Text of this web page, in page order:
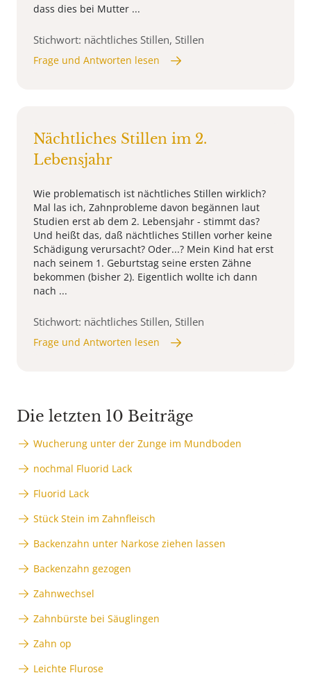
dass dies bei Mutter ...
Stichwort: nächtliches Stillen, Stillen
Frage und Antworten lesen
Nächtliches Stillen im 2.
Lebensjahr
Wie problematisch ist nächtliches Stillen wirklich?
Mal las ich, Zahnprobleme davon begännen laut
Studien erst ab dem 2. Lebensjahr - stimmt das?
Und heißt das, daß nächtliches Stillen vorher keine
Schädigung verursacht? Oder...? Mein Kind hat erst
nach seinem 1. Geburtstag seine ersten Zähne
bekommen (bisher 2). Eigentlich wollte ich dann
nach ...
Stichwort: nächtliches Stillen, Stillen
Frage und Antworten lesen
Die letzten 10 Beiträge
Wucherung unter der Zunge im Mundboden
nochmal Fluorid Lack
Fluorid Lack
Stück Stein im Zahnfleisch
Backenzahn unter Narkose ziehen lassen
Backenzahn gezogen
Zahnwechsel
Zahnbürste bei Säuglingen
Zahn op
Leichte Flurose